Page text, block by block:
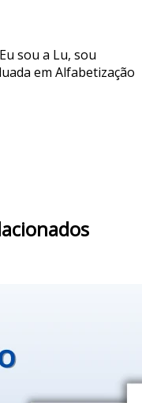
sou a Lu, sou
em Alfabetização